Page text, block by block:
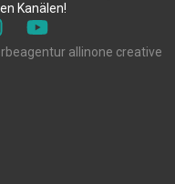
Kanälen!
allinone creative